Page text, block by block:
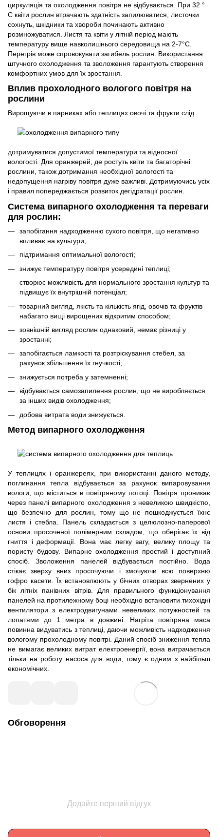
циркуляція та охолодження повітря не відбувається. При 32 °
С квіти рослин втрачають здатність запилюватися, листочки
сохнуть, шкідники та хвороби починають активно
розмножуватися. Листя та квіти у літній період мають
температуру вище навколишнього середовища на 2-7°С.
Перегрів може спровокувати загибель рослин. Використання
штучного охолодження та зволоження гарантують створення
комфортних умов для їх зростання.
Вплив прохолодного вологого повітря на
рослини
Вирощуючи в парниках або теплицях овочі та фрукти слід
дотримуватися допустимої температури та відносної
вологості. Для оранжерей, де ростуть квіти та багаторічні
рослини, також дотримання необхідної вологості та
недопущення нагріву повітря дуже важливі. Дотримуючись усіх
і правил попереджається розвиток дегідратації рослин.
Система випарного охолодження та переваги
для рослин:
запобігання надходженню сухого повітря, що негативно
впливає на культури;
підтримання оптимальної вологості;
знижує температуру повітря усередині теплиці;
створює можливість для нормального зростання культур та
підвищує їх внутрішній потенціал;
товарний вигляд, якість та кількість ягід, овочів та фруктів
набагато вищі вирощених відкритим способом;
зовнішній вигляд рослин однаковий, немає різниці у
зростанні;
запобігається ламкості та розтріскування стебел, за
рахунок збільшення їх гнучкості;
знижується потреба у затемненні;
відбувається самозапилення рослин, що не виробляється
за інших видів охолодження;
добова витрата води знижується.
Метод випарного охолодження
У теплицях і оранжереях, при використанні даного методу,
поглинання тепла відбувається за рахунок випаровування
вологи, що міститься в повітряному потоці. Повітря проникає
через панелі випарного охолодження з невеликою швидкістю,
що безпечно для рослин, тому що не пошкоджується їхнє
листя і стебла. Панель складається з целюлозно-паперової
основи просоченої полімерним складом, що оберігає їх від
гниття і деформації. Вона має легку вагу, велику площу та
пористу будову. Випарне охолодження простий і доступний
спосіб. Зволоження панелей відбувається постійно. Вода
стікає зверху вниз просочуючи і змочуючи всю поверхню
гофро касети. Їх встановлюють у бічних отворах звернених у
бік літніх панівних вітрів. Для правильного функціонування
панелей на протилежному боці необхідно встановити тихохідні
вентилятори з електродвигунами невеликих потужностей та
лопатями до 1 метра в довжині. Нагріта повітряна маса
повинна видуватись з теплиці, даючи можливість надходження
вологому прохолодному повітрі. Даний спосіб зниження тепла
не вимагає великих витрат електроенергії, вона витрачається
тільки на роботу насоса для води, тому є одним з найбільш
економічних.
Обговорення
Додайте перший відгук